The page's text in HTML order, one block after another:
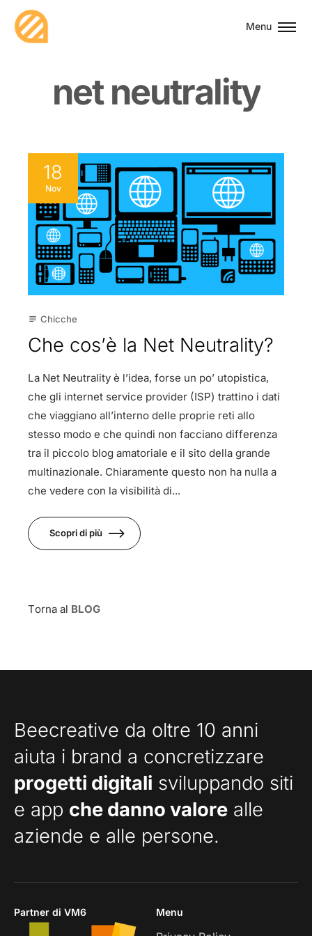
Menu
net neutrality
18
Nov
subject Chicche
Che cos’è la Net Neutrality?
La Net Neutrality è l’idea, forse un po’ utopistica,
che gli internet service provider (ISP) trattino i dati
che viaggiano all’interno delle proprie reti allo
stesso modo e che quindi non facciano differenza
tra il piccolo blog amatoriale e il sito della grande
multinazionale. Chiaramente questo non ha nulla a
che vedere con la visibilità di...
Scopri di più
Torna al BLOG
Beecreative da oltre 10 anni
aiuta i brand a concretizzare
progetti digitali sviluppando siti
e app che danno valore alle
aziende e alle persone.
Partner di VM6 Menu